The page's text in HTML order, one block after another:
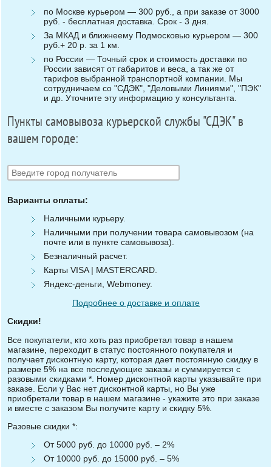
по Москве курьером — 300 руб., а при заказе от 3000
руб. - бесплатная доставка. Срок - 3 дня.
За МКАД и ближнеему Подмосковью курьером — 300
руб.+ 20 р. за 1 км.
по России — Точный срок и стоимость доставки по
России зависят от габаритов и веса, а так же от
тарифов выбранной транспортной компании. Мы
сотрудничаем со "СДЭК", "Деловыми Линиями", "ПЭК"
и др. Уточните эту информацию у консультанта.
Пункты самовывоза курьерской службы "СДЭК" в
вашем городе:
Варианты оплаты:
Наличными курьеру.
Наличными при получении товара самовывозом (на
почте или в пункте самовывоза).
Безналичный расчет.
Карты VISA | MASTERCARD.
Яндекс-деньги, Webmoney.
Подробнее о доставке и оплате
Скидки!
Все покупатели, кто хоть раз приобретал товар в нашем
магазине, переходит в статус постоянного покупателя и
получает дисконтную карту, которая дает постоянную скидку в
размере 5% на все последующие заказы и суммируется с
разовыми скидками *. Номер дисконтной карты указывайте при
заказе. Если у Вас нет дисконтной карты, но Вы уже
приобретали товар в нашем магазине - укажите это при заказе
и вместе с заказом Вы получите карту и скидку 5%.
Разовые скидки *:
От 5000 руб. до 10000 руб. – 2%
От 10000 руб. до 15000 руб. – 5%